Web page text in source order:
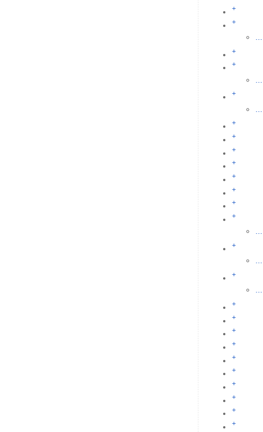
+
+
+
+
+
+
+
+
+
+
+
+
+
...
+
...
+
...
+
+
+
+
+
+
+
+
+
+